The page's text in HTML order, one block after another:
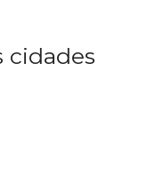
cidades